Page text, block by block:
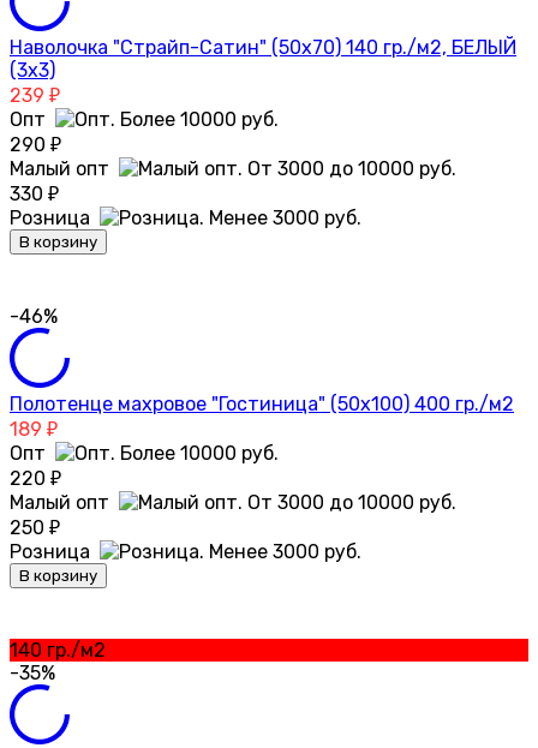
Наволочка "Страйп-Сатин" (50х70) 140 гр./м2, БЕЛЫЙ
(3х3)
239 ₽
Опт
290 ₽
Малый опт
330 ₽
Розница
В корзину
-46%
Полотенце махровое "Гостиница" (50х100) 400 гр./м2
189 ₽
Опт
220 ₽
Малый опт
250 ₽
Розница
В корзину
140 гр./м2
-35%